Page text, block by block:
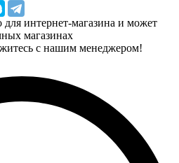
для интернет-магазина и может
магазинах
с нашим менеджером!